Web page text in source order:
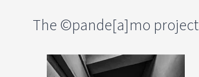
The ©pande[a]mo project